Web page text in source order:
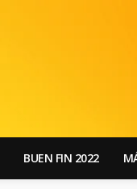
BUEN FIN 2022